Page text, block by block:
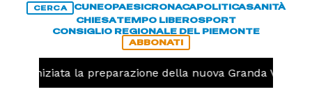
CERCA CUNEOPAESICRONACAPOLITICASANITÀ
CHIESATEMPO LIBEROSPORT
CONSIGLIO REGIONALE DEL PIEMONTE
ABBONATI
iniziata la preparazione della nuova Granda Volley